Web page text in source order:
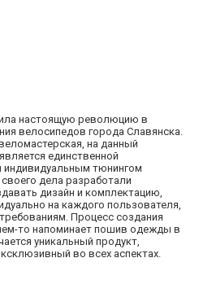
настоящую революцию в
велосипедов города Славянска.
на данный
единственной
индивидуальным тюнингом
дела разработали
дизайн и комплектацию,
на каждого пользователя,
Процесс создания
то напоминает пошив одежды в
уникальный продукт,
во всех аспектах.